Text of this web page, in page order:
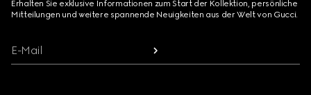
Erhalten Sie exklusive Informationen zum Start der Kollektion, persönliche
Mitteilungen und weitere spannende Neuigkeiten aus der Welt von Gucci.
E-Mail